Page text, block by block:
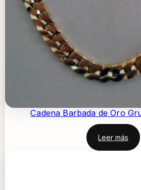
Cadena Barbada de Oro
Leer más